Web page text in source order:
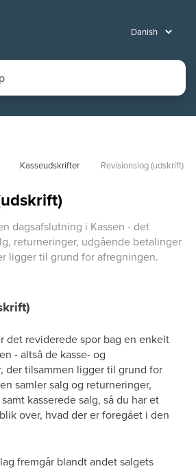
Kasseudskrifter Revisionslog (udskrift)
dagsafslutning i Kassen - det
returneringer, udgående betalinger
ligger til grund for afregningen.
det reviderede spor bag en enkelt
- altså de kasse- og
der tilsammen ligger til grund for
samler salg og returneringer,
kasserede salg, så du har et
over, hvad der er foregået i den
fremgår blandt andet salgets